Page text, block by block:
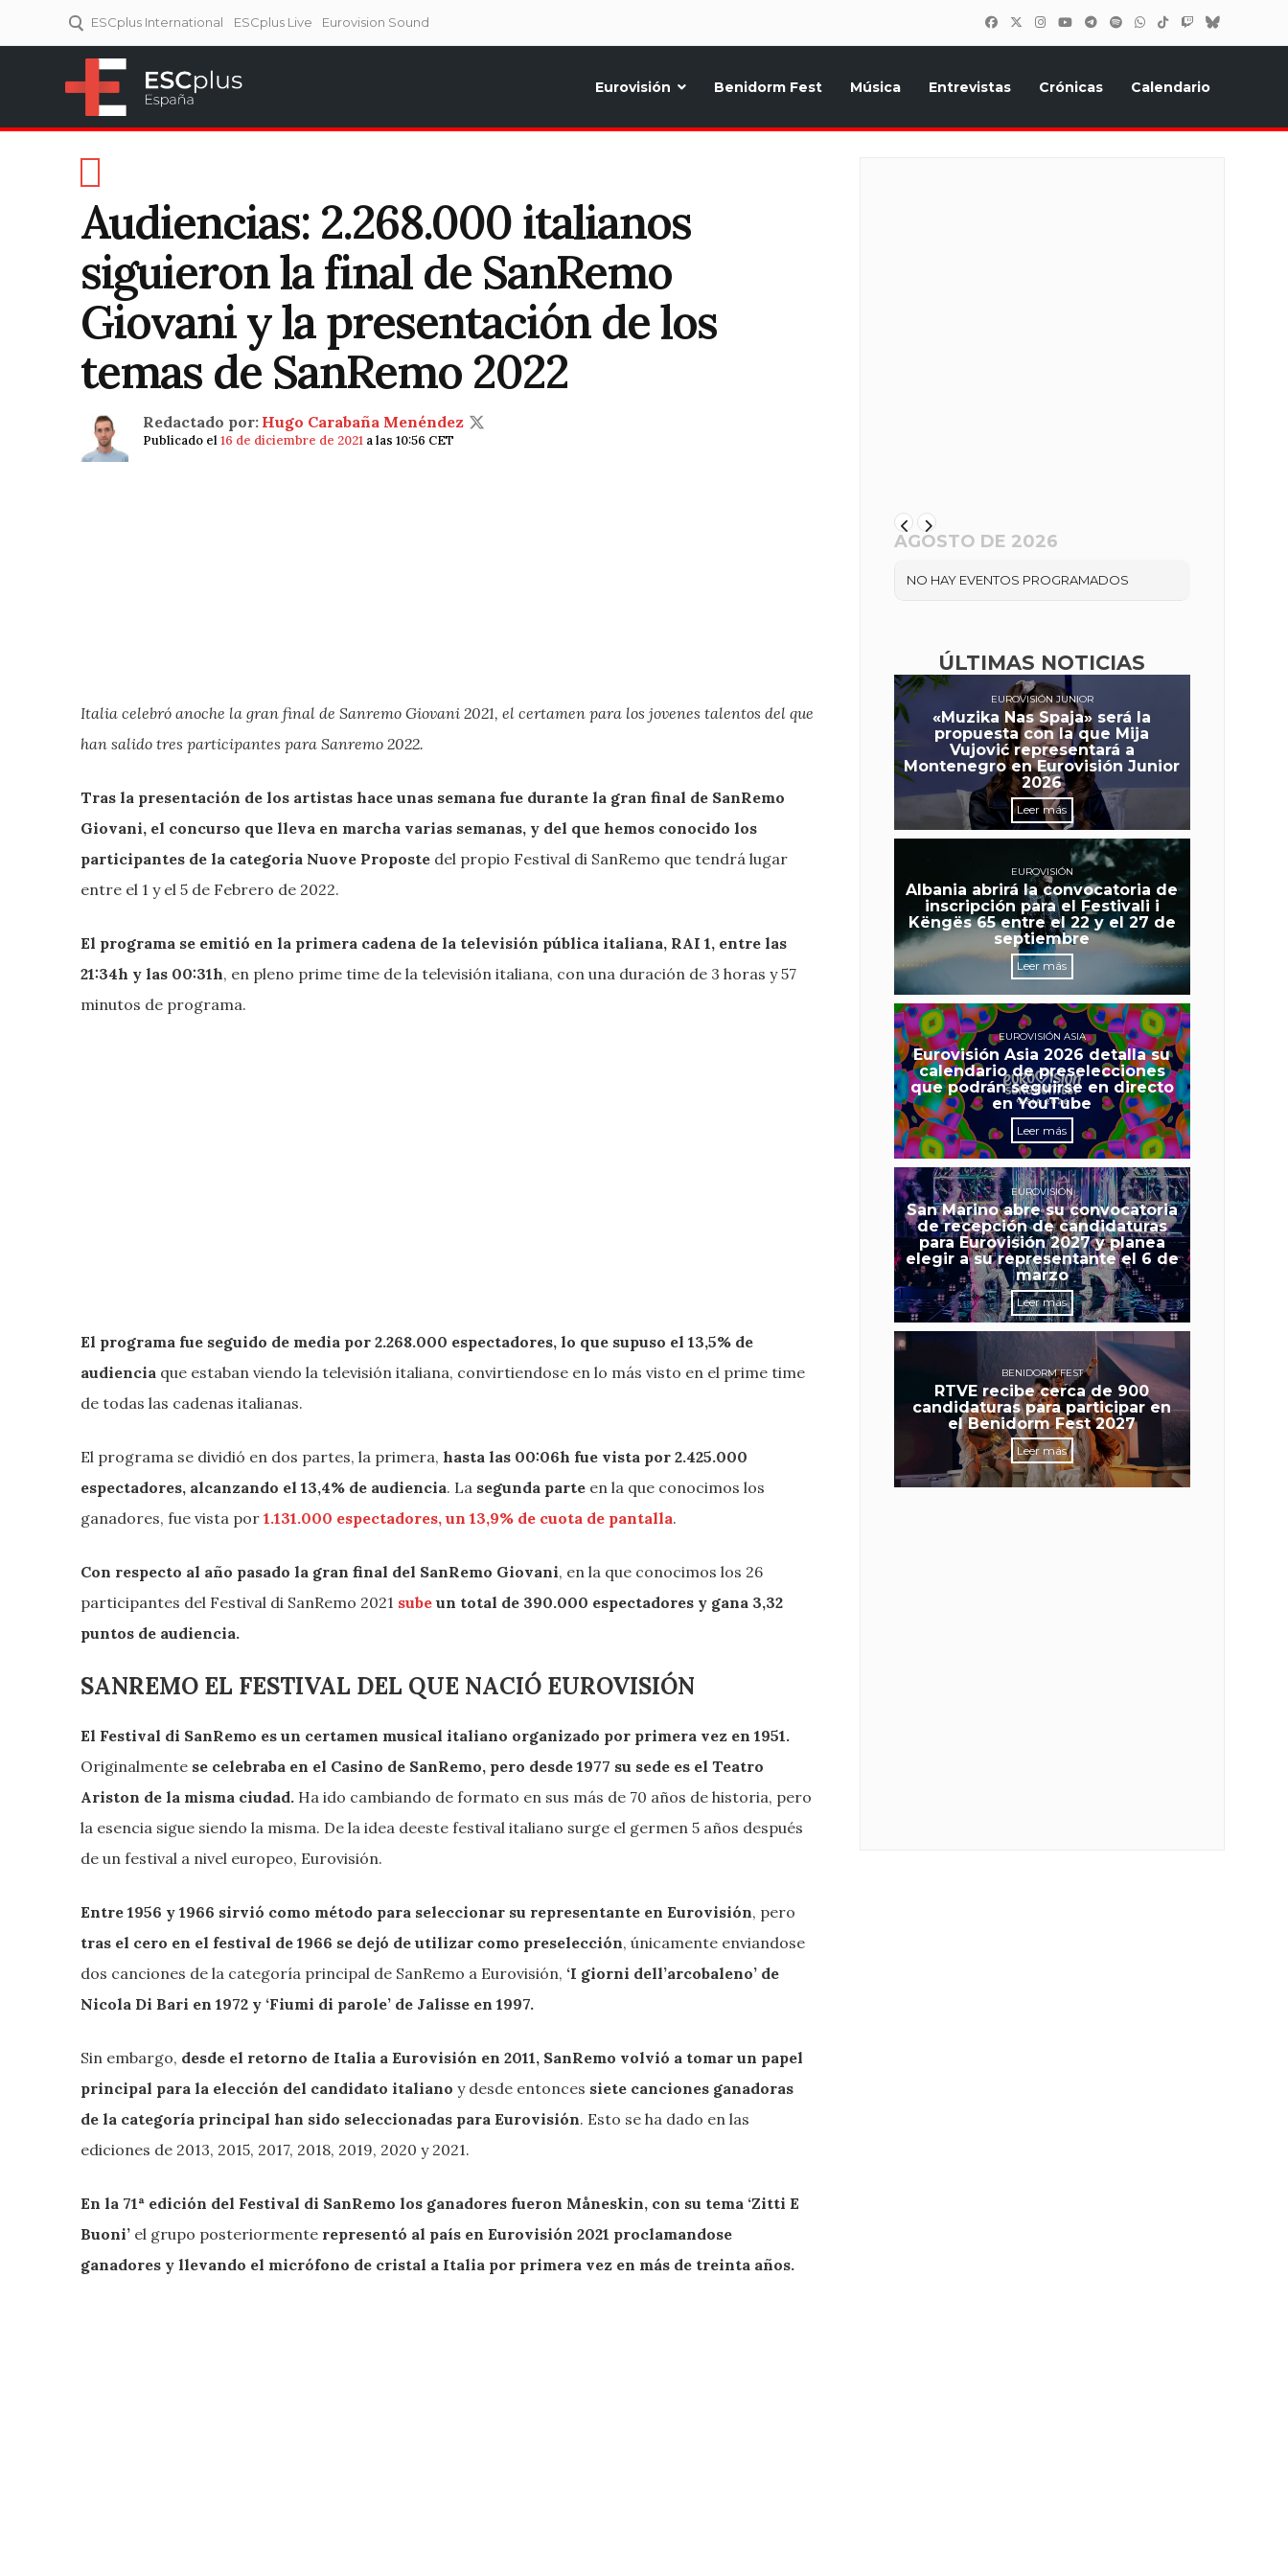
ESCplus International ESCplus Live Eurovision Sound
Eurovisión Benidorm Fest Música Entrevistas Crónicas Calendario
Audiencias: 2.268.000 italianos
siguieron la final de SanRemo
Giovani y la presentación de los
temas de SanRemo 2022
Redactado por: Hugo Carabaña Menéndez
Publicado el16 de diciembre de 2021 a las 10:56 CET
Italia celebró anoche la gran final de Sanremo Giovani 2021, el certamen para los jovenes talentos del que
han salido tres participantes para Sanremo 2022.
Tras la presentación de los artistas hace unas semana fue durante la gran final de SanRemo
Giovani, el concurso que lleva en marcha varias semanas, y del que hemos conocido los
participantes de la categoria Nuove Proposte del propio Festival di SanRemo que tendrá lugar
entre el 1 y el 5 de Febrero de 2022.
El programa se emitió en la primera cadena de la televisión pública italiana, RAI 1, entre las
21:34h y las 00:31h, en pleno prime time de la televisión italiana, con una duración de 3 horas y 57
minutos de programa.
El programa fue seguido de media por 2.268.000 espectadores, lo que supuso el 13,5% de
audiencia que estaban viendo la televisión italiana, convirtiendose en lo más visto en el prime time
de todas las cadenas italianas.
El programa se dividió en dos partes, la primera, hasta las 00:06h fue vista por 2.425.000
espectadores, alcanzando el 13,4% de audiencia. La segunda parte en la que conocimos los
ganadores, fue vista por 1.131.000 espectadores, un 13,9% de cuota de pantalla.
Con respecto al año pasado la gran final del SanRemo Giovani, en la que conocimos los 26
participantes del Festival di SanRemo 2021 sube un total de 390.000 espectadores y gana 3,32
puntos de audiencia.
SANREMO EL FESTIVAL DEL QUE NACIÓ EUROVISIÓN
El Festival di SanRemo es un certamen musical italiano organizado por primera vez en 1951.
Originalmente se celebraba en el Casino de SanRemo, pero desde 1977 su sede es el Teatro
Ariston de la misma ciudad. Ha ido cambiando de formato en sus más de 70 años de historia, pero
la esencia sigue siendo la misma. De la idea deeste festival italiano surge el germen 5 años después
de un festival a nivel europeo, Eurovisión.
Entre 1956 y 1966 sirvió como método para seleccionar su representante en Eurovisión, pero
tras el cero en el festival de 1966 se dejó de utilizar como preselección, únicamente enviandose
dos canciones de la categoría principal de SanRemo a Eurovisión, ‘I giorni dell’arcobaleno’ de
Nicola Di Bari en 1972 y ‘Fiumi di parole’ de Jalisse en 1997.
Sin embargo, desde el retorno de Italia a Eurovisión en 2011, SanRemo volvió a tomar un papel
principal para la elección del candidato italiano y desde entonces siete canciones ganadoras
de la categoría principal han sido seleccionadas para Eurovisión. Esto se ha dado en las
ediciones de 2013, 2015, 2017, 2018, 2019, 2020 y 2021.
En la 71ª edición del Festival di SanRemo los ganadores fueron Måneskin, con su tema ‘Zitti E
Buoni’ el grupo posteriormente representó al país en Eurovisión 2021 proclamandose
ganadores y llevando el micrófono de cristal a Italia por primera vez en más de treinta años.
AGOSTO DE 2026
NO HAY EVENTOS PROGRAMADOS
ÚLTIMAS NOTICIAS
EUROVISIÓN JUNIOR
«Muzika Nas Spaja» será la
propuesta con la que Mija
Vujović representará a
Montenegro en Eurovisión Junior
2026
Leer más
EUROVISIÓN
Albania abrirá la convocatoria de
inscripción para el Festivali i
Këngës 65 entre el 22 y el 27 de
septiembre
Leer más
EUROVISIÓN ASIA
Eurovisión Asia 2026 detalla su
calendario de preselecciones
que podrán seguirse en directo
en YouTube
Leer más
EUROVISIÓN
San Marino abre su convocatoria
de recepción de candidaturas
para Eurovisión 2027 y planea
elegir a su representante el 6 de
marzo
Leer más
BENIDORM FEST
RTVE recibe cerca de 900
candidaturas para participar en
el Benidorm Fest 2027
Leer más